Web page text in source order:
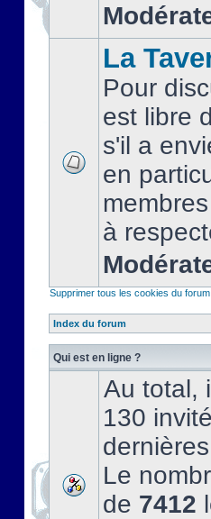
La
Pour
est libre
s'il a
en
à
Supprimer tous les cookies du forum
Index du forum
Qui est en ligne ?
Au total,
130
Le
de 7412